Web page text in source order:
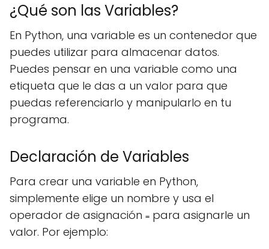
¿Qué son las Variables?
En Python, una variable es un contenedor que
puedes utilizar para almacenar datos.
Puedes pensar en una variable como una
etiqueta que le das a un valor para que
puedas referenciarlo y manipularlo en tu
programa.
Declaración de Variables
Para crear una variable en Python,
simplemente elige un nombre y usa el
operador de asignación = para asignarle un
valor. Por ejemplo: